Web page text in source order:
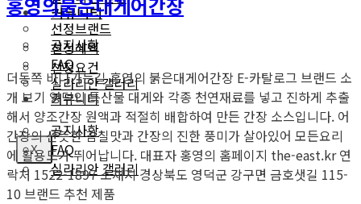
커뮤니티
공지사항
FAQ
실라리안 갤러리
X
선정브랜드
선정혜택
선정요건
커뮤니티
공지사항
FAQ
실라리안 갤러리
더동쪽 바다가는길 홍영의 붉은대게어간장 E-카탈로그 브랜드 소
개 보기 영덕의 특산물 대게와 각종 천연재료를 넣고 진하게 추출
해서 양조간장 원액과 적절히 배합하여 만든 간장 소스입니다. 어
간장의 산뜻한 감칠맛과 간장의 진한 풍미가 살아있어 모든요리
에 활용도가 뛰어납니다. 대표자 홍영의 홈페이지 the-east.kr 연
락처 1522-1897 소재지 경상북도 영덕군 강구면 금호샛길 115-
10 브랜드 추천 제품